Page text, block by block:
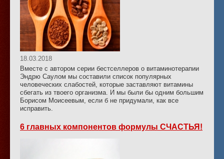
18.03.2018
Вместе с автором серии бестселлеров о витаминотерапии
Эндрю Саулом мы составили список популярных
человеческих слабостей, которые заставляют витамины
сбегать из твоего организма. И мы были бы одним большим
Борисом Моисеевым, если б не придумали, как все
исправить.
6 главных компонентов формулы СЧАСТЬЯ!